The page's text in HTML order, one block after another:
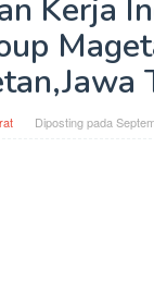
Kerja
Diposting pada